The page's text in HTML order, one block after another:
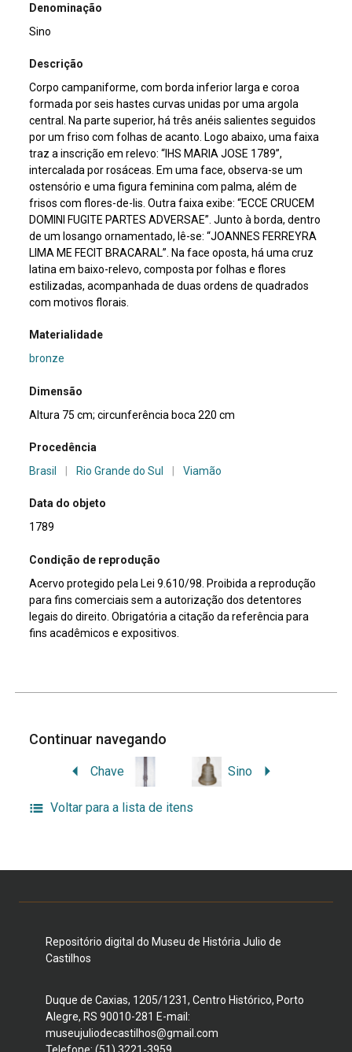
Denominação
Sino
Descrição
Corpo campaniforme, com borda inferior larga e coroa
formada por seis hastes curvas unidas por uma argola
central. Na parte superior, há três anéis salientes seguidos
por um friso com folhas de acanto. Logo abaixo, uma faixa
traz a inscrição em relevo: “IHS MARIA JOSE 1789”,
intercalada por rosáceas. Em uma face, observa-se um
ostensório e uma figura feminina com palma, além de
frisos com flores-de-lis. Outra faixa exibe: “ECCE CRUCEM
DOMINI FUGITE PARTES ADVERSAE”. Junto à borda, dentro
de um losango ornamentado, lê-se: “JOANNES FERREYRA
LIMA ME FECIT BRACARAL”. Na face oposta, há uma cruz
latina em baixo-relevo, composta por folhas e flores
estilizadas, acompanhada de duas ordens de quadrados
com motivos florais.
Materialidade
bronze
Dimensão
Altura 75 cm; circunferência boca 220 cm
Procedência
Brasil
Rio Grande do Sul Viamão
Data do objeto
1789
Condição de reprodução
Acervo protegido pela Lei 9.610/98. Proibida a reprodução
para fins comerciais sem a autorização dos detentores
legais do direito. Obrigatória a citação da referência para
fins acadêmicos e expositivos.
Continuar navegando
Chave Sino
Voltar para a lista de itens
Repositório digital do Museu de História Julio de
Castilhos
Duque de Caxias, 1205/1231, Centro Histórico, Porto
Alegre, RS 90010-281 E-mail:
museujuliodecastilhos@gmail.com